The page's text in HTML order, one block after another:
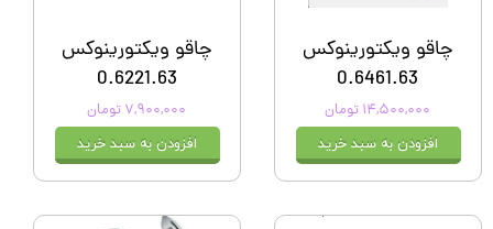
چاقو ویکتورینوکس
0.6461.63
۱۴,۵۰۰,۰۰۰ تومان
افزودن به سبد خرید
چاقو ویکتورینوکس
0.6221.63
۷,۹۰۰,۰۰۰ تومان
افزودن به سبد خرید